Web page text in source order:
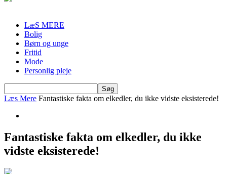
LæS MERE
Bolig
Børn og unge
Fritid
Mode
Personlig pleje
Læs Mere Fantastiske fakta om elkedler, du ikke vidste eksisterede!
Fantastiske fakta om elkedler, du ikke
vidste eksisterede!